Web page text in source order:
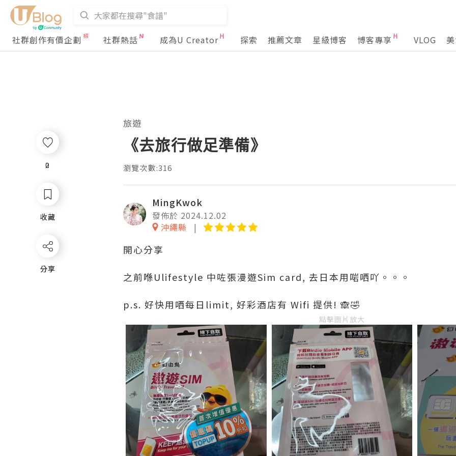
社群創作有價企劃 社群熱話 成為U Creator 探索 推薦文章 星級博客 博客專享 VLOG
2
收藏
分享
旅遊
《去旅行做足準備》
瀏覽次數:316
MingKwok
發佈於 2024.12.02
沖繩縣
開心分享
之前喺Ulifestyle 中咗張漫遊Sim card, 去日本用啱哂吖。。。
p.s. 好快用哂每日limit, 好彩酒店有 Wifi 提供! 🙈🤣
點擊圖片放大
0
收藏
分享